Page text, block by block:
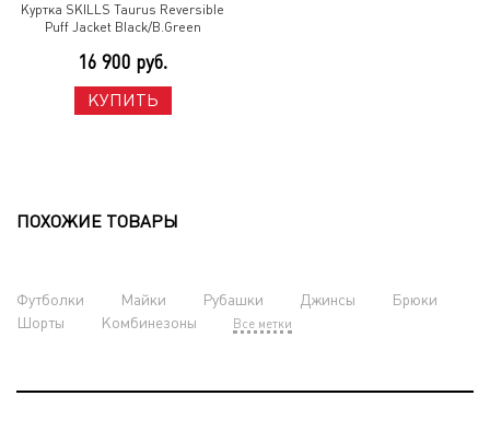
Куртка SKILLS Taurus Reversible
Puff Jacket Black/B.Green
16 900 руб.
КУПИТЬ
ПОХОЖИЕ ТОВАРЫ
Футболки Майки Рубашки Джинсы
Брюки
Шорты
Комбинезоны Все метки